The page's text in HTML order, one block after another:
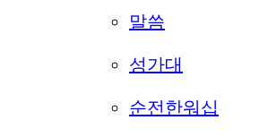
말씀
성가대
순전한워십